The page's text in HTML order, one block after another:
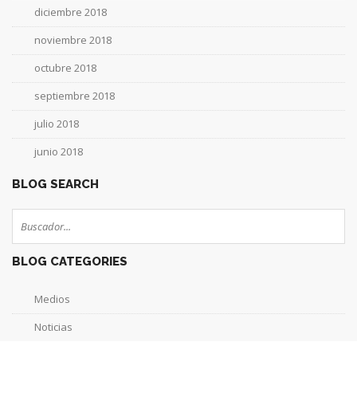
diciembre 2018
noviembre 2018
octubre 2018
septiembre 2018
julio 2018
junio 2018
BLOG SEARCH
BLOG CATEGORIES
Medios
Noticias